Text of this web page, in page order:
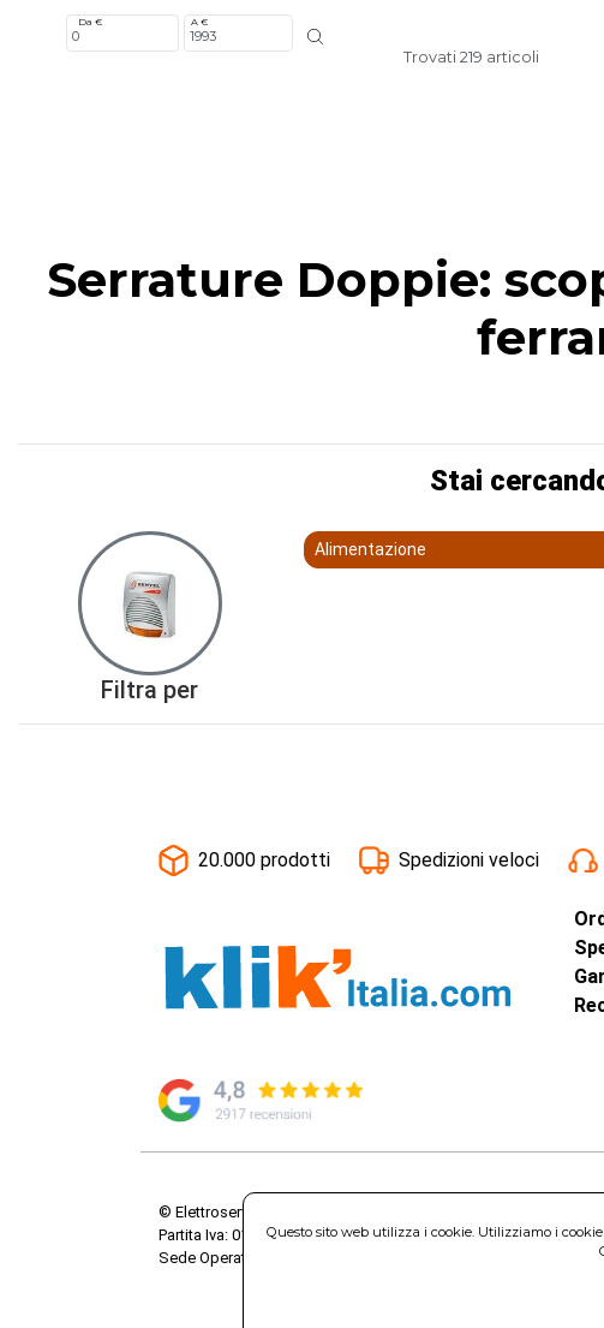
Da € A €
Trovati 219 articoli
Serrature Doppie:
Stai
Filtra per
Alimentazione
20.000 prodotti Spedizioni veloci
© Elettroservice Spa - Sede Legale: Via Leonardo da Vinci, 40 -
Partita Iva: 01586761007 - Codice Fiscale: 06634500588
Sede Operativa: Via Leonardo da Vinci, 40 - 00015
Questo sito web utilizza i cookie. Utilizziamo i